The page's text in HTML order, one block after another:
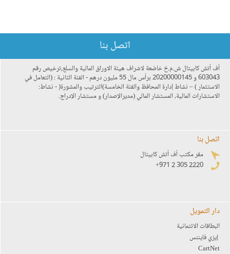
اتصل بنا
أف أتش كابيتال ش.م.خ خاضعة لاشراف هيئة الاوراق المالية والسلع,ترخيص رقم
603043 و 20200000145 برأس مال 55 مليون درهم - الفئة الثانية : (التعامل في
الاستثمار ) – نشاط إدارة المحافظ والفئة الخامسة)الترتيب والمشورة( - نشاط:
الاستشارات المالية، المستشار المالي (مديرالإصدار) و مستشار الإدراج.
اتصل بنا
مقر مكتب أف أتش كابيتال
+971 2 305 2220
دار التمويل
البطاقات الائتمانية
إيزي فايننس
CartNet